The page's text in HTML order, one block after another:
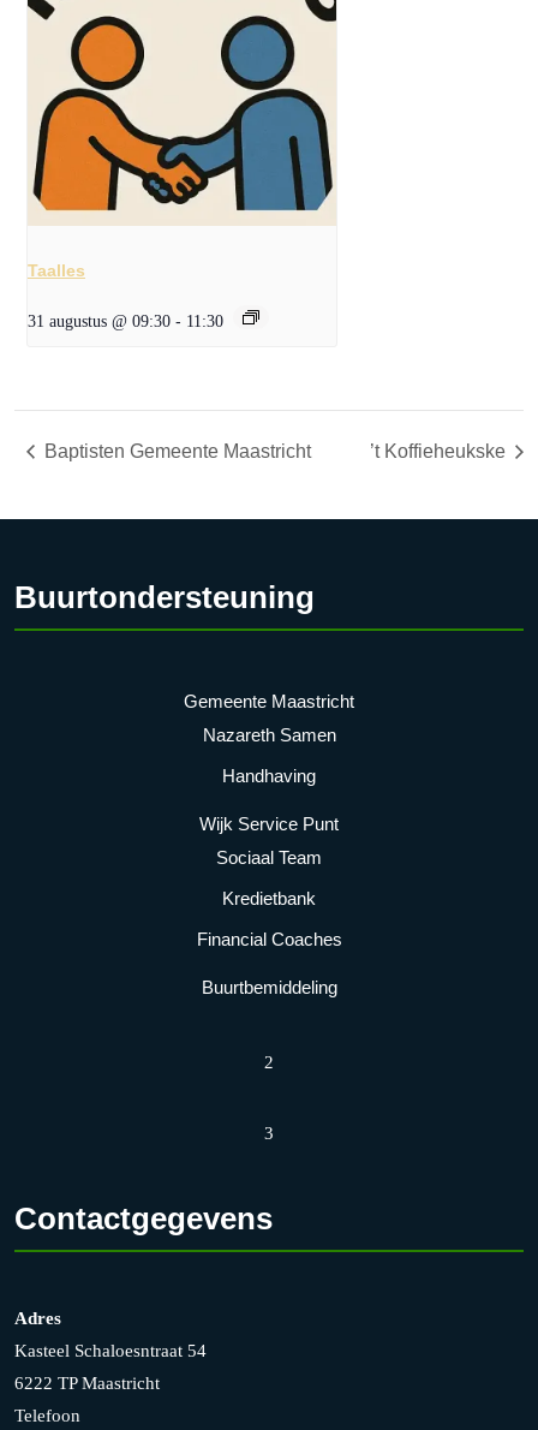
Taalles
31 augustus @ 09:30 - 11:30
Baptisten Gemeente Maastricht ’t Koffieheukske
Buurtondersteuning
Gemeente Maastricht
Nazareth Samen
Handhaving
Wijk Service Punt
Sociaal Team
Kredietbank
Financial Coaches
Buurtbemiddeling
2
3
Contactgegevens
Adres
Kasteel Schaloesntraat 54
6222 TP Maastricht
Telefoon